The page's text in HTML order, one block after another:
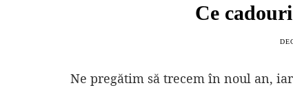
Ce
Ne pregătim să trecem în noul an,